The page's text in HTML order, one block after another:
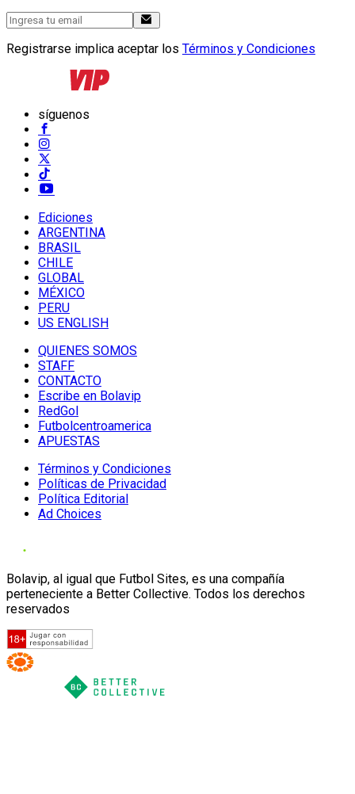
Registrarse implica aceptar los Términos y Condiciones
síguenos
Ediciones
ARGENTINA
BRASIL
CHILE
GLOBAL
MÉXICO
PERU
US ENGLISH
QUIENES SOMOS
STAFF
CONTACTO
Escribe en Bolavip
RedGol
Futbolcentroamerica
APUESTAS
Términos y Condiciones
Políticas de Privacidad
Política Editorial
Ad Choices
Bolavip, al igual que Futbol Sites, es una compañía
perteneciente a Better Collective. Todos los derechos
reservados